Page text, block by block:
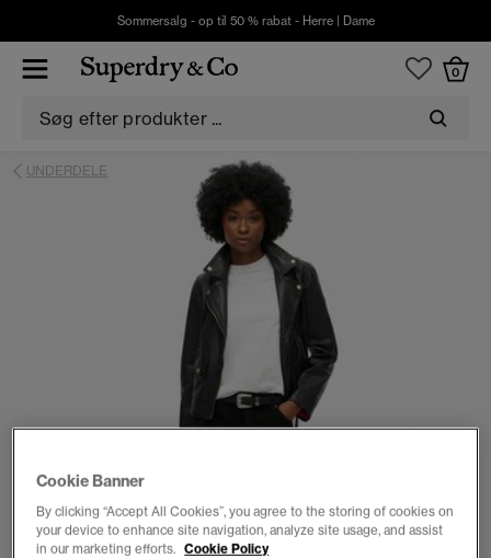
Sommersalg - op til 50 % rabat - Herre| Dame
0
UNDERDELE
Cookie Banner
By clicking “Accept All Cookies”, you agree to the storing of cookies on
your device to enhance site navigation, analyze site usage, and assist
in our marketing efforts. Cookie Policy